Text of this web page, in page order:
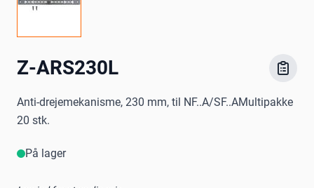
Z-ARS230L
Anti-drejemekanisme, 230 mm, til NF..A/SF..AMultipakke
20 stk.
På lager